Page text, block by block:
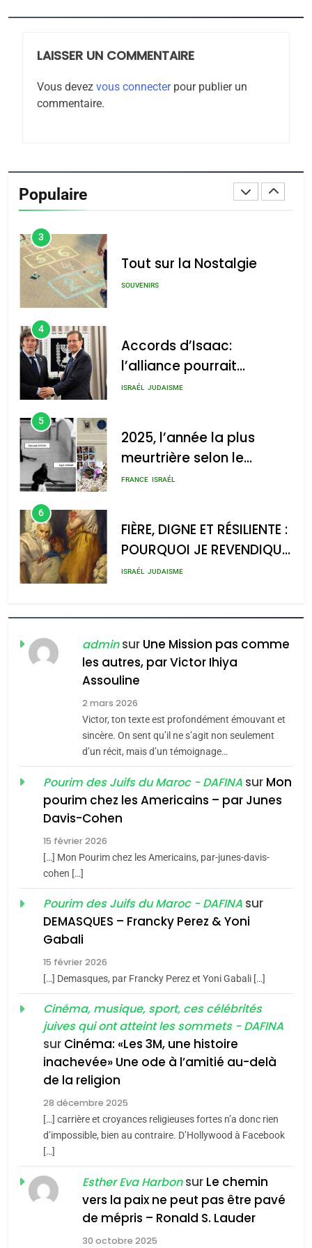
LAISSER UN COMMENTAIRE
Vous devez vous connecterpour publier un
commentaire.
Populaire
Azilal consacrés produits
DAFINA MAROC
1
De Loya Stauber
guerre»: La nouvelle
chanson de Boy George
3
Tout sur la Nostalgie
SOUVENIRS
4
Accords d’Isaac:
l’alliance pourrait
s’étendre à 13 pays
ISRAÉL JUDAISME
5
2025, l’année la plus
meurtrière selon le
rapport d’ADL contre
FRANCE ISRAÉL
6
FIÈRE, DIGNE ET RÉSILIENTE :
POURQUOI JE REVENDIQUE
MA JUDAÏTE par Thérèse
ISRAÉL JUDAISME
CE QUI NOUS MANQUE –
Jacques Hadida
JUDAISME
Maroc : Les amandes de
Tafraout, le miel de Tadla
Azilal consacrés produits
du terroir
DAFINA MAROC
Oeil ravageur – Vanessa
De Loya Stauber
«Tu dis génocide, je dis
guerre»: La nouvelle
Tout sur la Nostalgie
SOUVENIRS
l’alliance pourrait
s’étendre à 13 pays
d’Amérique latine
ISRAÉL JUDAISME
2025, l’année la plus
meurtrière selon le
rapport d’ADL contre
l’antisémitisme
FRANCE ISRAÉL
adminsur Une Mission pas comme
les autres, par Victor Ihiya
Assouline
2 mars 2026
Victor, ton texte est profondément émouvant et
sincère. On sent qu’il ne s’agit non seulement
d’un récit, mais d’un témoignage…
Pourim des Juifs du Maroc - DAFINA sur Mon
pourim chez les Americains – par Junes
Davis-Cohen
15 février 2026
[…] Mon Pourim chez les Americains, par-junes-davis-
cohen […]
Pourim des Juifs du Maroc - DAFINA sur
DEMASQUES – Francky Perez & Yoni
Gabali
15 février 2026
[…] Demasques, par Francky Perez et Yoni Gabali […]
Cinéma, musique, sport, ces célébrités
juives qui ont atteint les sommets - DAFINA
sur Cinéma: «Les 3M, une histoire
inachevée» Une ode à l’amitié au-delà
de la religion
28 décembre 2025
[…] carrière et croyances religieuses fortes n’a donc rien
d’impossible, bien au contraire. D’Hollywood à Facebook
[…]
Esther Eva Harbonsur Le chemin
vers la paix ne peut pas être pavé
de mépris – Ronald S. Lauder
30 octobre 2025
2025, l’année la plus
d’ADL contre
l’antisémitisme
FRANCE ISRAÉL
POURQUOI JE REVENDIQUE
Zrihen-Dvir
CE QUI NOUS MANQUE –
Jacques Hadida
JUDAISME
Maroc : Les amandes de
Azilal consacrés produits
du terroir
DAFINA MAROC
Oeil ravageur – Vanessa De